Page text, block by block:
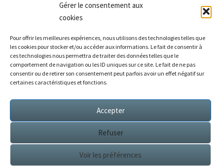
Gérer le consentement aux
cookies
Pour offrir les meilleures expériences, nous utilisons des technologies telles que
les cookies pour stocker et/ou accéder aux informations. Le fait de consentir à
ces technologies nous permettra de traiter des données telles que le
comportement de navigation ou les ID uniques sur ce site. Le fait de ne pas
consentir ou de retirer son consentement peut parfois avoir un effet négatif sur
certaines caractéristiques et fonctions.
Accepter
Refuser
Voir les préférences
|Témoignages| Annuaire de liens|
Sitemap XML
© 2026 Éditions Succès / Switzerland : tous droits